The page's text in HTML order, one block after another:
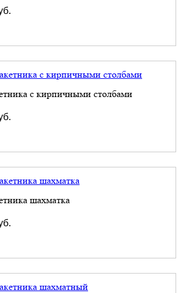
с кирпичными столбами
шахматка